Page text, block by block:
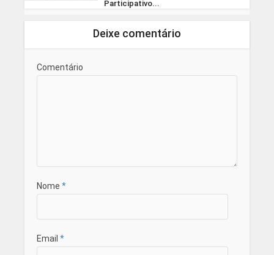
Participativo...
Deixe comentário
Comentário
Nome *
Email *